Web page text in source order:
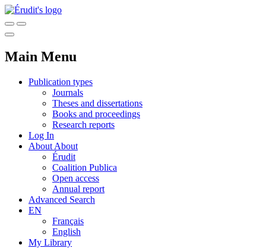
Main Menu
Publication types
Journals
Theses and dissertations
Books and proceedings
Research reports
Log In
About About
Érudit
Coalition Publica
Open access
Annual report
Advanced Search
EN
Français
English
My Library